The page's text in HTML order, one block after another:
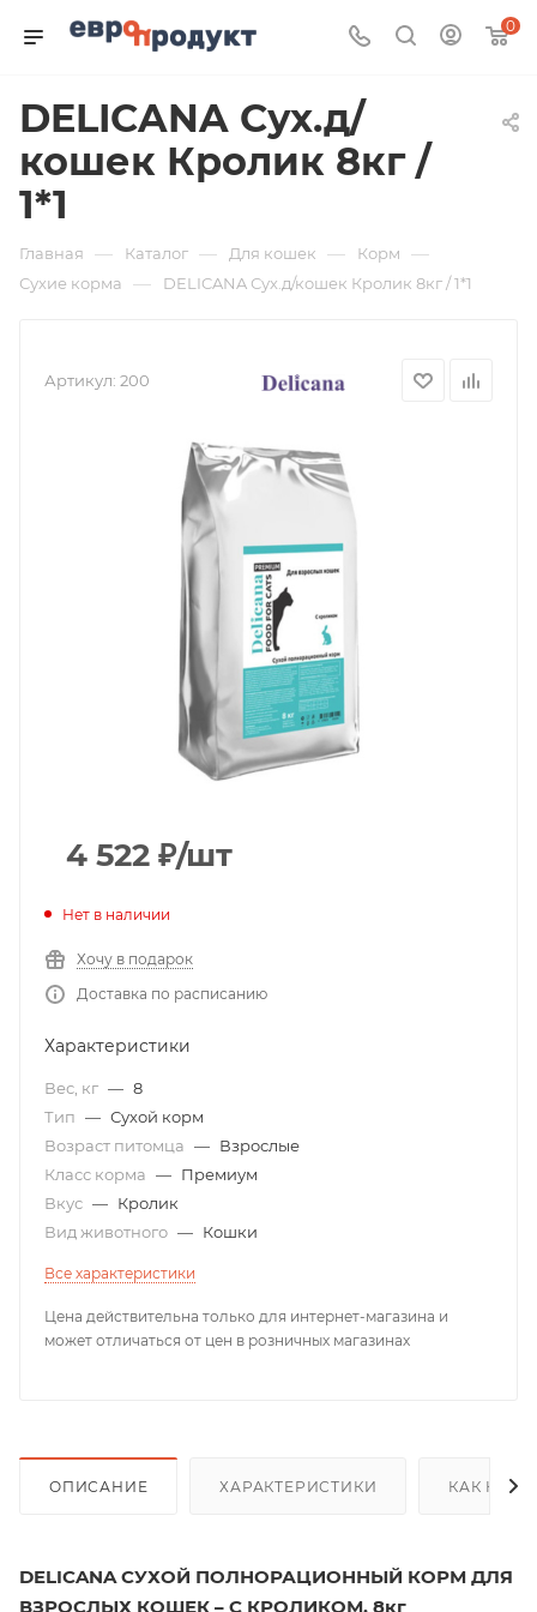
0
DELICANA Сух.д/
кошек Кролик 8кг /
1*1
Главная — Каталог — Для кошек — Корм —
Сухие корма — DELICANA Сух.д/кошек Кролик 8кг / 1*1
Артикул: 200
4 522 ₽/шт
Нет в наличии
Хочу в подарок
Доставка по расписанию
Характеристики
Вес, кг — 8
Тип — Сухой корм
Возраст питомца — Взрослые
Класс корма — Премиум
Вкус — Кролик
Вид животного — Кошки
Все характеристики
Цена действительна только для интернет-магазина и
может отличаться от цен в розничных магазинах
ОПИСАНИЕ ХАРАКТЕРИСТИКИ КАК
DELICANA СУХОЙ ПОЛНОРАЦИОННЫЙ КОРМ ДЛЯ
ВЗРОСЛЫХ КОШЕК – С КРОЛИКОМ, 8кг